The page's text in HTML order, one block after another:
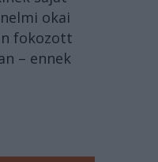
okai
fokozott
– ennek